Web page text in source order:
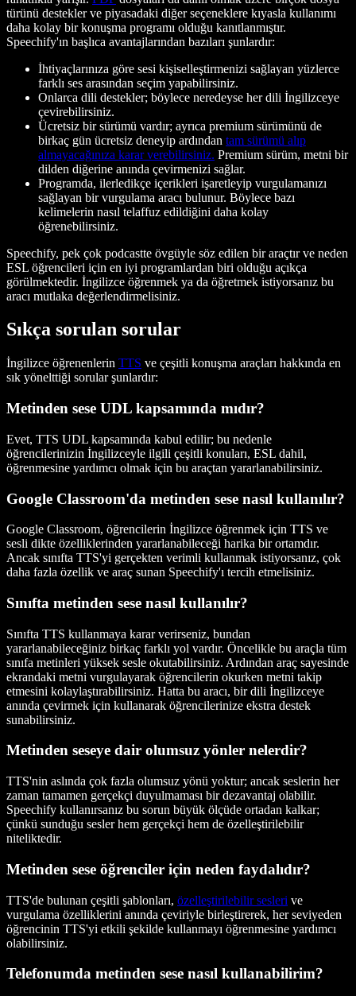
türünü destekler ve piyasadaki diğer seçeneklere kıyasla kullanımı
daha kolay bir konuşma programı olduğu kanıtlanmıştır.
Speechify'ın başlıca avantajlarından bazıları şunlardır:
İhtiyaçlarınıza göre sesi kişiselleştirmenizi sağlayan yüzlerce
farklı ses arasından seçim yapabilirsiniz.
Onlarca dili destekler; böylece neredeyse her dili İngilizceye
çevirebilirsiniz.
Ücretsiz bir sürümü vardır; ayrıca premium sürümünü de
birkaç gün ücretsiz deneyip ardından tam sürümü alıp
almayacağınıza karar verebilirsiniz. Premium sürüm, metni bir
dilden diğerine anında çevirmenizi sağlar.
Programda, ilerledikçe içerikleri işaretleyip vurgulamanızı
sağlayan bir vurgulama aracı bulunur. Böylece bazı
kelimelerin nasıl telaffuz edildiğini daha kolay
öğrenebilirsiniz.
Speechify, pek çok podcastte övgüyle söz edilen bir araçtır ve neden
ESL öğrencileri için en iyi programlardan biri olduğu açıkça
görülmektedir. İngilizce öğrenmek ya da öğretmek istiyorsanız bu
aracı mutlaka değerlendirmelisiniz.
Sıkça sorulan sorular
İngilizce öğrenenlerin TTS ve çeşitli konuşma araçları hakkında en
sık yönelttiği sorular şunlardır:
Metinden sese UDL kapsamında mıdır?
Evet, TTS UDL kapsamında kabul edilir; bu nedenle
öğrencilerinizin İngilizceyle ilgili çeşitli konuları, ESL dahil,
öğrenmesine yardımcı olmak için bu araçtan yararlanabilirsiniz.
Google Classroom'da metinden sese nasıl kullanılır?
Google Classroom, öğrencilerin İngilizce öğrenmek için TTS ve
sesli dikte özelliklerinden yararlanabileceği harika bir ortamdır.
Ancak sınıfta TTS'yi gerçekten verimli kullanmak istiyorsanız, çok
daha fazla özellik ve araç sunan Speechify'ı tercih etmelisiniz.
Sınıfta metinden sese nasıl kullanılır?
Sınıfta TTS kullanmaya karar verirseniz, bundan
yararlanabileceğiniz birkaç farklı yol vardır. Öncelikle bu araçla tüm
sınıfa metinleri yüksek sesle okutabilirsiniz. Ardından araç sayesinde
ekrandaki metni vurgulayarak öğrencilerin okurken metni takip
etmesini kolaylaştırabilirsiniz. Hatta bu aracı, bir dili İngilizceye
anında çevirmek için kullanarak öğrencilerinize ekstra destek
sunabilirsiniz.
Metinden seseye dair olumsuz yönler nelerdir?
TTS'nin aslında çok fazla olumsuz yönü yoktur; ancak seslerin her
zaman tamamen gerçekçi duyulmaması bir dezavantaj olabilir.
Speechify kullanırsanız bu sorun büyük ölçüde ortadan kalkar;
çünkü sunduğu sesler hem gerçekçi hem de özelleştirilebilir
niteliktedir.
Metinden sese öğrenciler için neden faydalıdır?
TTS'de bulunan çeşitli şablonları, özelleştirilebilir sesleri ve
vurgulama özelliklerini anında çeviriyle birleştirerek, her seviyeden
öğrencinin TTS'yi etkili şekilde kullanmayı öğrenmesine yardımcı
olabilirsiniz.
Telefonumda metinden sese nasıl kullanabilirim?